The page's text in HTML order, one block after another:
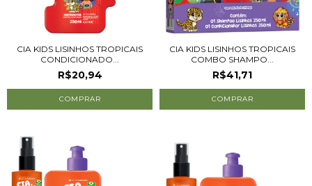
CIA KIDS LISINHOS TROPICAIS
CONDICIONADO...
R$20,94
CIA KIDS LISINHOS TROPICAIS
COMBO SHAMPO...
R$41,71